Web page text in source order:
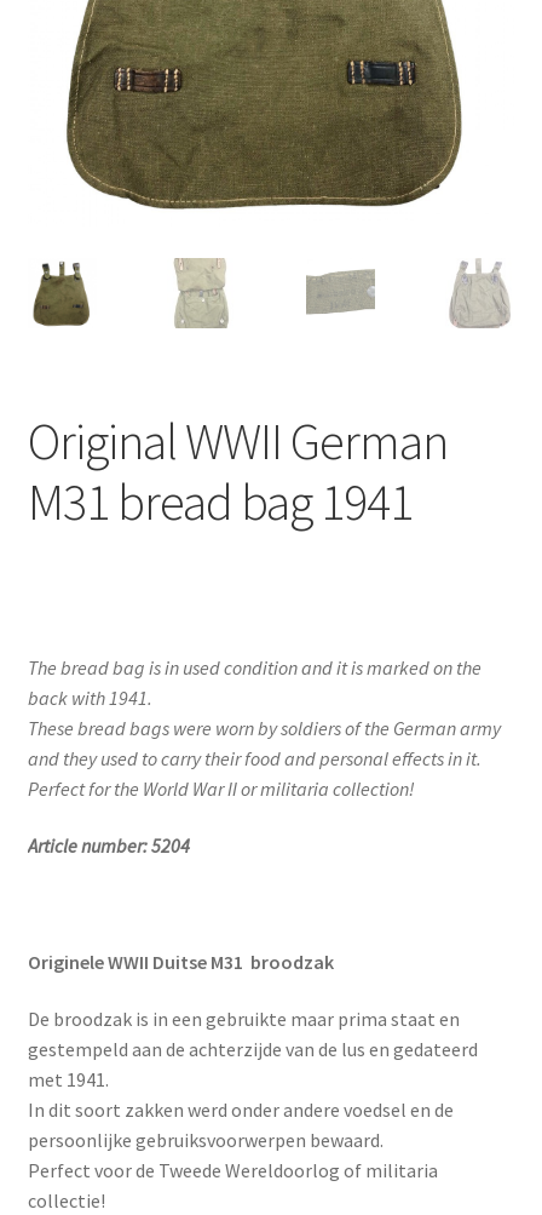
Original WWII German
M31 bread bag 1941
The bread bag is in used condition and it is marked on the
back with 1941.
These bread bags were worn by soldiers of the German army
and they used to carry their food and personal effects in it.
Perfect for the World War II or militaria collection!
Article number: 5204
Originele WWII Duitse M31 broodzak
De broodzak is in een gebruikte maar prima staat en
gestempeld aan de achterzijde van de lus en gedateerd
met 1941.
In dit soort zakken werd onder andere voedsel en de
persoonlijke gebruiksvoorwerpen bewaard.
Perfect voor de Tweede Wereldoorlog of militaria
collectie!